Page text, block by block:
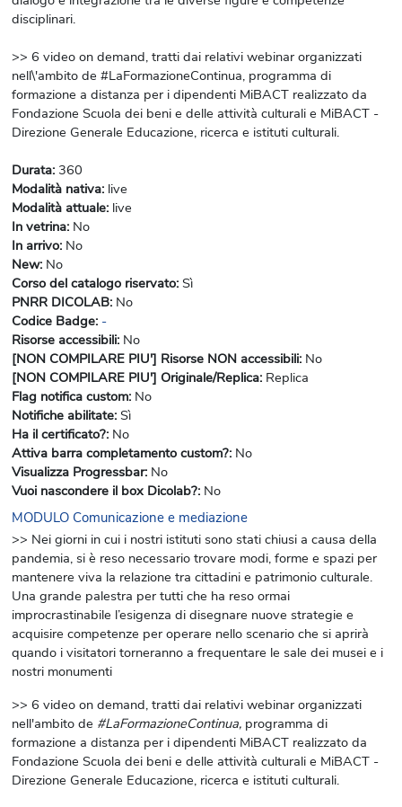
disciplinari.
>> 6 video on demand, tratti dai relativi webinar organizzati
nell\'ambito de #LaFormazioneContinua, programma di
formazione a distanza per i dipendenti MiBACT realizzato da
Fondazione Scuola dei beni e delle attività culturali e MiBACT -
Direzione Generale Educazione, ricerca e istituti culturali.
Durata: 360
Modalità nativa: live
Modalità attuale: live
In vetrina: No
In arrivo: No
New: No
Corso del catalogo riservato: Sì
PNRR DICOLAB: No
Codice Badge: -
Risorse accessibili: No
[NON COMPILARE PIU'] Risorse NON accessibili: No
[NON COMPILARE PIU'] Originale/Replica: Replica
Flag notifica custom: No
Notifiche abilitate: Sì
Ha il certificato?: No
Attiva barra completamento custom?: No
Visualizza Progressbar: No
Vuoi nascondere il box Dicolab?: No
MODULO Comunicazione e mediazione
>> Nei giorni in cui i nostri istituti sono stati chiusi a causa della
pandemia, si è reso necessario trovare modi, forme e spazi per
mantenere viva la relazione tra cittadini e patrimonio culturale.
Una grande palestra per tutti che ha reso ormai
improcrastinabile l’esigenza di disegnare nuove strategie e
acquisire competenze per operare nello scenario che si aprirà
quando i visitatori torneranno a frequentare le sale dei musei e i
nostri monumenti
>> 6 video on demand, tratti dai relativi webinar organizzati
nell'ambito de #LaFormazioneContinua, programma di
formazione a distanza per i dipendenti MiBACT realizzato da
Fondazione Scuola dei beni e delle attività culturali e MiBACT -
Direzione Generale Educazione, ricerca e istituti culturali.